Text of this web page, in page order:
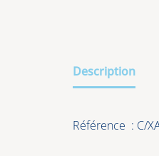
Description
Référence : C/